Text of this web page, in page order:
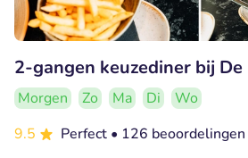
2-gangen keuzediner bij De
Morgen Zo Ma Di
Wo
9.5
Perfect • 126 beoordelingen